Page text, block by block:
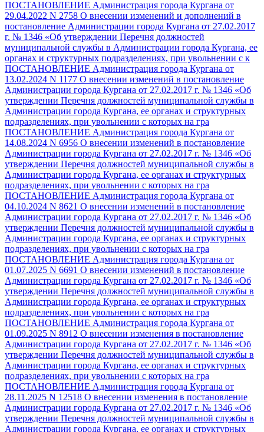
ПОСТАНОВЛЕНИЕ Администрация города Кургана от
29.04.2022 N 2758 О внесении изменений и дополнений в
постановление Администрации города Кургана от 27.02.2017
г. № 1346 «Об утверждении Перечня должностей
муниципальной службы в Администрации города Кургана, ее
органах и структурных подразделениях, при увольнении с к
ПОСТАНОВЛЕНИЕ Администрация города Кургана от
13.02.2024 N 1177 О внесении изменений в постановление
Администрации города Кургана от 27.02.2017 г. № 1346 «Об
утверждении Перечня должностей муниципальной службы в
Администрации города Кургана, ее органах и структурных
подразделениях, при увольнении с которых на гра
ПОСТАНОВЛЕНИЕ Администрация города Кургана от
14.08.2024 N 6956 О внесении изменений в постановление
Администрации города Кургана от 27.02.2017 г. № 1346 «Об
утверждении Перечня должностей муниципальной службы в
Администрации города Кургана, ее органах и структурных
подразделениях, при увольнении с которых на гра
ПОСТАНОВЛЕНИЕ Администрация города Кургана от
04.10.2024 N 8621 О внесении изменений в постановление
Администрации города Кургана от 27.02.2017 г. № 1346 «Об
утверждении Перечня должностей муниципальной службы в
Администрации города Кургана, ее органах и структурных
подразделениях, при увольнении с которых на гра
ПОСТАНОВЛЕНИЕ Администрация города Кургана от
01.07.2025 N 6691 О внесении изменений в постановление
Администрации города Кургана от 27.02.2017 г. № 1346 «Об
утверждении Перечня должностей муниципальной службы в
Администрации города Кургана, ее органах и структурных
подразделениях, при увольнении с которых на гра
ПОСТАНОВЛЕНИЕ Администрация города Кургана от
01.09.2025 N 8912 О внесении изменения в постановление
Администрации города Кургана от 27.02.2017 г. № 1346 «Об
утверждении Перечня должностей муниципальной службы в
Администрации города Кургана, ее органах и структурных
подразделениях, при увольнении с которых на гра
ПОСТАНОВЛЕНИЕ Администрация города Кургана от
28.11.2025 N 12518 О внесении изменения в постановление
Администрации города Кургана от 27.02.2017 г. № 1346 «Об
утверждении Перечня должностей муниципальной службы в
Администрации города Кургана, ее органах и структурных